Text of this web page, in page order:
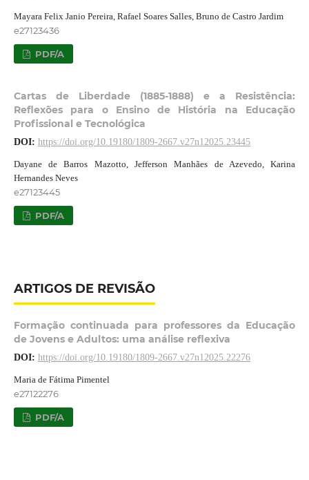
Mayara Felix Janio Pereira, Rafael Soares Salles, Bruno de Castro Jardim
e27123436
PDF/A
Cartas de Liberdade (1885-1888) e a Resistência:
Reflexões para o Ensino de História na Educação
Profissional e Tecnológica
DOI: https://doi.org/10.19180/1809-2667.v27n12025.23445
Dayane de Barros Mazotto, Jefferson Manhães de Azevedo, Karina
Hernandes Neves
e27123445
PDF/A
ARTIGOS DE REVISÃO
Formação continuada para professores da Educação
de Jovens e Adultos: uma análise reflexiva
DOI: https://doi.org/10.19180/1809-2667.v27n12025.22276
Maria de Fátima Pimentel
e27122276
PDF/A